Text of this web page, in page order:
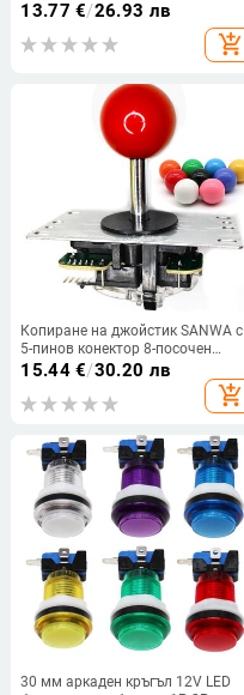
OTTO DIY V2, обтягащи втулки
13.77 €/26.93 лв
add_shopping_cart
Копиране на джойстик SANWA с
5-пинов конектор 8-посочен
класически квадратен
ограничител Аркадна игрална
машина Stick Neo Geo Направи
15.44€/30.20 лв
add_shopping_cart
30 мм аркаден кръгъл 12V LED